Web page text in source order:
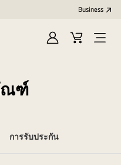
Business
Sign
Cart
Open
ณฑ์
การรับประกัน